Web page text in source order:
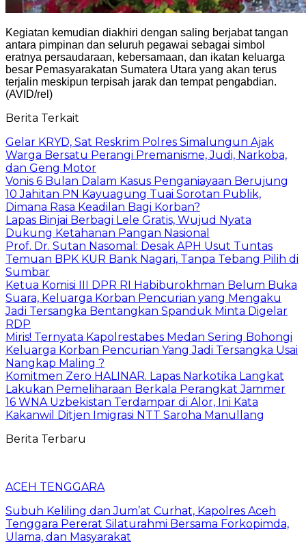
Kegiatan kemudian diakhiri dengan saling berjabat tangan
antara pimpinan dan seluruh pegawai sebagai simbol
eratnya persaudaraan, kebersamaan, dan ikatan keluarga
besar Pemasyarakatan Sumatera Utara yang akan terus
terjalin meskipun terpisah jarak dan tempat pengabdian.
(AVID/rel)
Berita Terkait
Gelar KRYD, Sat Reskrim Polres Simalungun Ajak
Warga Bersatu Perangi Premanisme, Judi, Narkoba,
dan Geng Motor
Vonis 6 Bulan Dalam Kasus Penganiayaan Berujung
10 Jahitan PN Kayuagung Tuai Sorotan Publik,
Dimana Rasa Keadilan Bagi Korban?
Lapas Binjai Berbagi Lele Gratis, Wujud Nyata
Dukung Ketahanan Pangan Nasional
Prof. Dr. Sutan Nasomal: Desak APH Usut Tuntas
Temuan BPK KUR Bank Nagari, Tanpa Tebang Pilih di
Sumbar
Ketua Komisi III DPR RI Habiburokhman Belum Buka
Suara, Keluarga Korban Pencurian yang Mengaku
Jadi Tersangka Bentangkan Spanduk Minta Digelar
RDP
Miris! Ternyata Kapolrestabes Medan Sering Bohongi
Keluarga Korban Pencurian Yang Jadi Tersangka Usai
Nangkap Maling ?
Komitmen Zero HALINAR. Lapas Narkotika Langkat
Lakukan Pemeliharaan Berkala Perangkat Jammer
16 WNA Uzbekistan Terdampar di Alor, Ini Kata
Kakanwil Ditjen Imigrasi NTT Saroha Manullang
Berita Terbaru
ACEH TENGGARA
Subuh Keliling dan Jum’at Curhat, Kapolres Aceh
Tenggara Pererat Silaturahmi Bersama Forkopimda,
Ulama, dan Masyarakat